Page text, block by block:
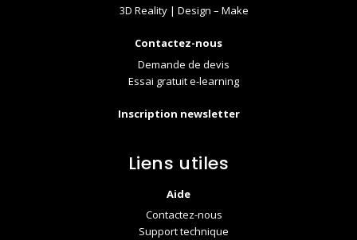
3D Reality | Design – Make
Contactez-nous
Demande de devis
Essai gratuit e-learning
Inscription newsletter
Liens utiles
Aide
Contactez-nous
Support technique